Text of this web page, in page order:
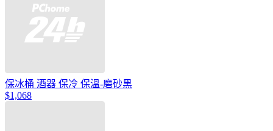
保冰桶 酒器 保冷 保溫-磨砂黑
$1,068